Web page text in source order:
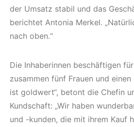
der Umsatz stabil und das
berichtet Antonia Merkel.
nach oben.“
Die Inhaberinnen beschäftigen
zusammen fünf Frauen und einen
ist goldwert“, betont die Chefin
Kundschaft: „Wir haben
und -kunden, die mit ihrem Kauf